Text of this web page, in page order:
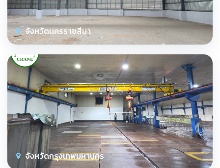
จังหวัดนครราชสีมา
จังหวัดกรุงเทพมหานคร